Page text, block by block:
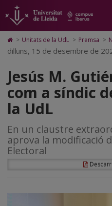
Jesús
M.
Gutiérrez
renova
com
a
síndic
de
greuges
de
la
UdL
pàgina
principal.
Universitat
Lleida
contingut
principal
Mapa
Web.
Universitat
Cerca
Accessibilitat.
Universitat
Lleida
Icono
de
Home
ir
a
la
página
de
inicio
> Unitats de la UdL > Premsa >
dilluns, 15 de desembre de
Jesús M.
com a síndic
la UdL
En un claustre
aprova la modificació
Electoral